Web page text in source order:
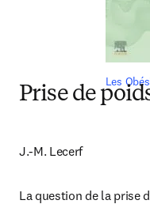
Les
Prise de
J.-M. Lecerf
La question de la prise